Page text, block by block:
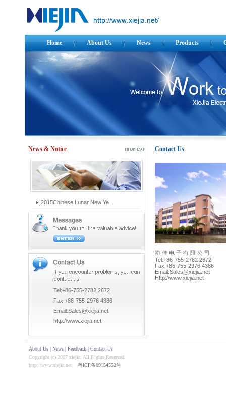
Home About Us News Products
News & Notice
2015Chinese Lunar New Ye...
Tel:+86-755-2782 2672
Fax:+86-755-2976 4386
Email:Sales@xiejia.net
http://www.xiejia.net
Contact Us
协 佳 电 子 有 限 公 司
Tel:+86-755-2782 2672
Fax:+86-755-2976 4386
Email:Sales@xiejia.net
Http://www.xiejia.net
About Us | News | Feedback | Contact Us
Copyright (c) 2007 xiejia. All Rights Reserved.
http://www.xiejia.net 粤ICP备09154552号